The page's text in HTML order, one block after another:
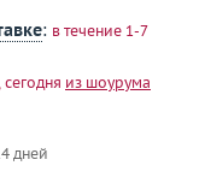
: в течение 1-7
из шоурума
дней